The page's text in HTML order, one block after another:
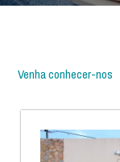
Venha conhecer-nos